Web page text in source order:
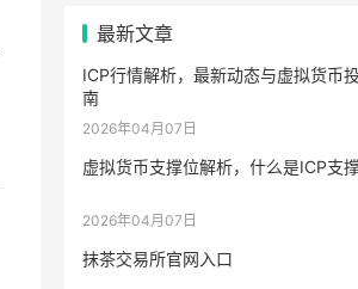
最新文章
ICP行情解析，最新动态与虚拟货币
南
2026年04月07日
虚拟货币支撑位解析，什么是ICP支撑
2026年04月07日
抹茶交易所官网入口